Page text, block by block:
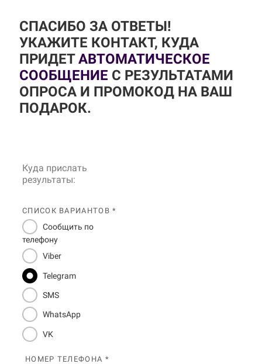
СПАСИБО ЗА ОТВЕТЫ!
УКАЖИТЕ КОНТАКТ, КУДА
ПРИДЕТАВТОМАТИЧЕСКОЕ
СООБЩЕНИЕ С РЕЗУЛЬТАТАМИ
ОПРОСА И ПРОМОКОД НА ВАШ
ПОДАРОК.
Куда прислать
результаты:
СПИСОК ВАРИАНТОВ *
Сообщить по
телефону
Viber
Telegram
SMS
WhatsApp
VK
НОМЕР ТЕЛЕФОНА *